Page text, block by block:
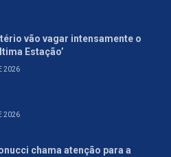
vão vagar intensamente o
Estação’
2026
2026
chama atenção para a